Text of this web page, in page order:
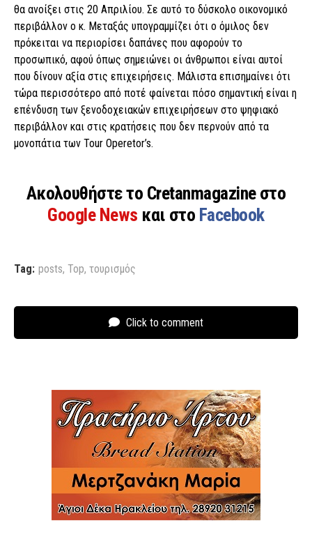
θα ανοίξει στις 20 Απριλίου. Σε αυτό το δύσκολο οικονομικό
περιβάλλον ο κ. Μεταξάς υπογραμμίζει ότι ο όμιλος δεν
πρόκειται να περιορίσει δαπάνες που αφορούν το
προσωπικό, αφού όπως σημειώνει οι άνθρωποι είναι αυτοί
που δίνουν αξία στις επιχειρήσεις. Μάλιστα επισημαίνει ότι
τώρα περισσότερο από ποτέ φαίνεται πόσο σημαντική είναι η
επένδυση των ξενοδοχειακών επιχειρήσεων στο ψηφιακό
περιβάλλον και στις κρατήσεις που δεν περνούν από τα
μονοπάτια των Tour Operetor’s.
Ακολουθήστε το Cretanmagazine στο
Google News και στο Facebook
Tag: posts, Top, τουρισμός
Click to comment